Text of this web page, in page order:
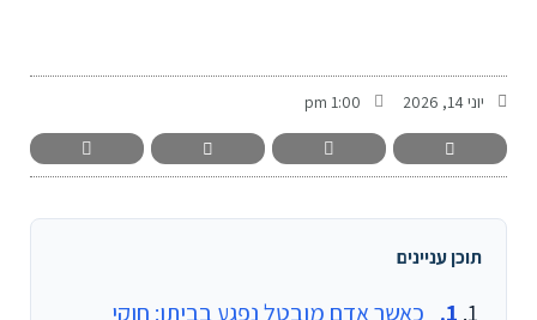
יוני 14, 2026 1:00 pm
תוכן עניינים
כאשר אדם מובטל נפגע בביתו: חוקי